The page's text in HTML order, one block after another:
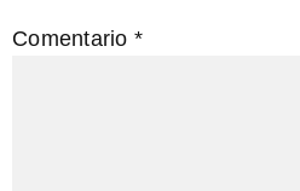
Comentario *